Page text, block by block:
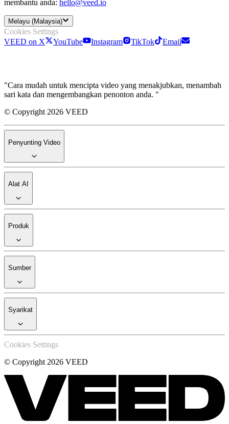
membantu anda: hello@veed.io
Melayu (Malaysia)
Cookies Settings
VEED on X
YouTube Instagram TikTok Email
"Cara mudah untuk mencipta video yang menakjubkan, menambah
sari kata dan mengembangkan penonton anda. "
© Copyright 2026 VEED
Penyunting Video
Alat AI
Produk
Sumber
Syarikat
Cookies Settings
© Copyright 2026 VEED